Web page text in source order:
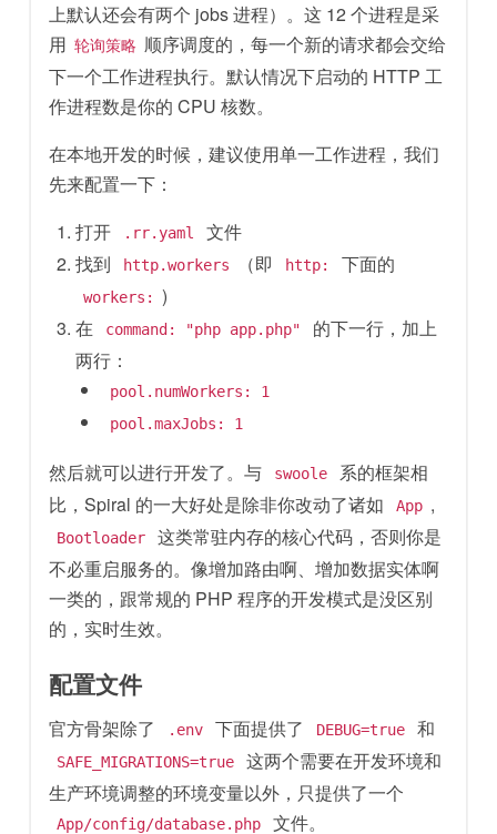
上默认还会有两个 jobs 进程）。这 12 个进程是采
用 轮询策略 顺序调度的，每一个新的请求都会交给
下一个工作进程执行。默认情况下启动的 HTTP 工
作进程数是你的 CPU 核数。
在本地开发的时候，建议使用单一工作进程，我们
先来配置一下：
打开
.rr.yaml
文件
找到
http.workers （即 http: 下面的
workers:
)
在
command: "php app.php"
的下一行，加上
两行：
pool.numWorkers: 1
pool.maxJobs: 1
然后就可以进行开发了。与 swoole
系的框架相
比，Spiral 的一大好处是除非你改动了诸如
App ,
Bootloader
这类常驻内存的核心代码，否则你是
不必重启服务的。像增加路由啊、增加数据实体啊
一类的，跟常规的 PHP 程序的开发模式是没区别
的，实时生效。
配置文件
官方骨架除了 .env 下面提供了 DEBUG=true 和
SAFE_MIGRATIONS=true
这两个需要在开发环境和
生产环境调整的环境变量以外，只提供了一个
App/config/database.php 文件。